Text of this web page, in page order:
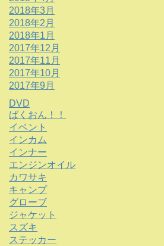
2018年3月
2018年2月
2018年1月
2017年12月
2017年11月
2017年10月
2017年9月
DVD
ばくおん！！
イベント
インカム
インナー
エンジンオイル
カワサキ
キャンプ
グローブ
ジャケット
スズキ
ステッカー